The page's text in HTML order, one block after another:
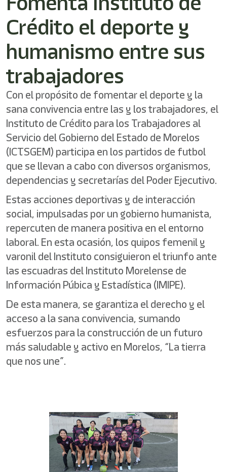
activates
the
screen
help
you
navigate
and
with
the
content.
Crédito el deporte y
humanismo entre sus
trabajadores
Con el propósito de fomentar el deporte y la
sana convivencia entre las y los trabajadores, el
Instituto de Crédito para los Trabajadores al
Servicio del Gobierno del Estado de Morelos
(ICTSGEM) participa en los partidos de futbol
que se llevan a cabo con diversos organismos,
dependencias y secretarías del Poder Ejecutivo.
Estas acciones deportivas y de interacción
social, impulsadas por un gobierno humanista,
repercuten de manera positiva en el entorno
laboral. En esta ocasión, los quipos femenil y
varonil del Instituto consiguieron el triunfo ante
las escuadras del Instituto Morelense de
Información Púbica y Estadística (IMIPE).
De esta manera, se garantiza el derecho y el
acceso a la sana convivencia, sumando
esfuerzos para la construcción de un futuro
más saludable y activo en Morelos, “La tierra
que nos une”.